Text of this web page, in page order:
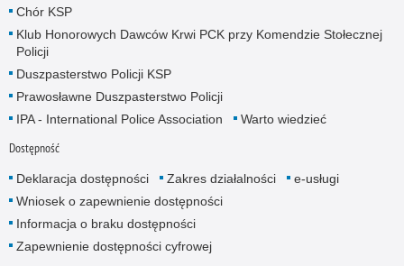
Chór KSP
Klub Honorowych Dawców Krwi PCK przy Komendzie Stołecznej
Policji
Duszpasterstwo Policji KSP
Prawosławne Duszpasterstwo Policji
IPA - International Police Association
Warto wiedzieć
Dostępność
Deklaracja dostępności Zakres działalności
e-usługi
Wniosek o zapewnienie dostępności
Informacja o braku dostępności
Zapewnienie dostępności cyfrowej